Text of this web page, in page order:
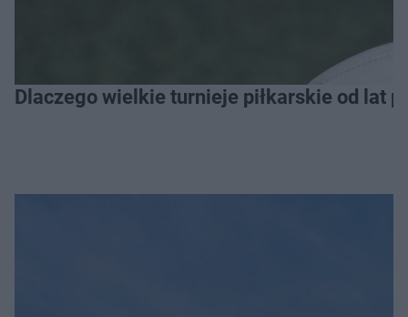
Dlaczego wielkie turnieje piłkarskie od lat